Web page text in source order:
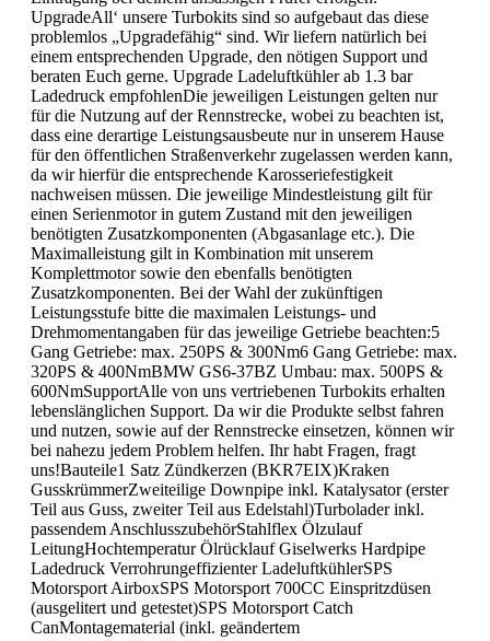
UpgradeAll‘ unsere Turbokits sind so aufgebaut das diese
problemlos „Upgradefähig“ sind. Wir liefern natürlich bei
einem entsprechenden Upgrade, den nötigen Support und
beraten Euch gerne. Upgrade Ladeluftkühler ab 1.3 bar
Ladedruck empfohlenDie jeweiligen Leistungen gelten nur
für die Nutzung auf der Rennstrecke, wobei zu beachten ist,
dass eine derartige Leistungsausbeute nur in unserem Hause
für den öffentlichen Straßenverkehr zugelassen werden kann,
da wir hierfür die entsprechende Karosseriefestigkeit
nachweisen müssen. Die jeweilige Mindestleistung gilt für
einen Serienmotor in gutem Zustand mit den jeweiligen
benötigten Zusatzkomponenten (Abgasanlage etc.). Die
Maximalleistung gilt in Kombination mit unserem
Komplettmotor sowie den ebenfalls benötigten
Zusatzkomponenten. Bei der Wahl der zukünftigen
Leistungsstufe bitte die maximalen Leistungs- und
Drehmomentangaben für das jeweilige Getriebe beachten:5
Gang Getriebe: max. 250PS & 300Nm6 Gang Getriebe: max.
320PS & 400NmBMW GS6-37BZ Umbau: max. 500PS &
600NmSupportAlle von uns vertriebenen Turbokits erhalten
lebenslänglichen Support. Da wir die Produkte selbst fahren
und nutzen, sowie auf der Rennstrecke einsetzen, können wir
bei nahezu jedem Problem helfen. Ihr habt Fragen, fragt
uns!Bauteile1 Satz Zündkerzen (BKR7EIX)Kraken
GusskrümmerZweiteilige Downpipe inkl. Katalysator (erster
Teil aus Guss, zweiter Teil aus Edelstahl)Turbolader inkl.
passendem AnschlusszubehörStahlflex Ölzulauf
LeitungHochtemperatur Ölrücklauf Giselwerks Hardpipe
Ladedruck Verrohrungeffizienter LadeluftkühlerSPS
Motorsport AirboxSPS Motorsport 700CC Einspritzdüsen
(ausgelitert und getestet)SPS Motorsport Catch
CanMontagematerial (inkl. geändertem